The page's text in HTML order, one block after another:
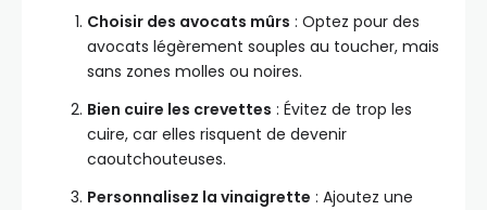
Choisir des avocats mûrs : Optez pour des
avocats légèrement souples au toucher, mais
sans zones molles ou noires.
Bien cuire les crevettes : Évitez de trop les
cuire, car elles risquent de devenir
caoutchouteuses.
Personnalisez la vinaigrette : Ajoutez une